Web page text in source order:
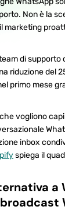
Non è la
marketing
di supporto
riduzione del
primo mese
vogliono
inbox
spiega il
a